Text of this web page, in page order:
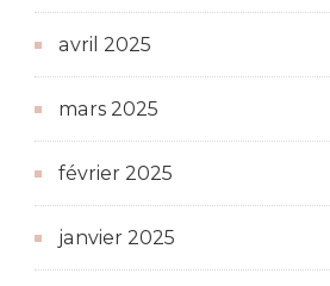
avril 2025
mars 2025
février 2025
janvier 2025